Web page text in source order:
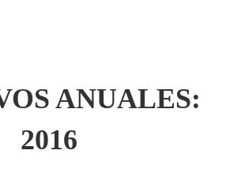
ANUALES:
2016